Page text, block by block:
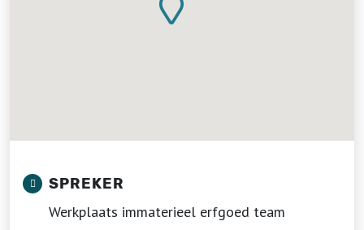
SPREKER
Werkplaats immaterieel erfgoed team